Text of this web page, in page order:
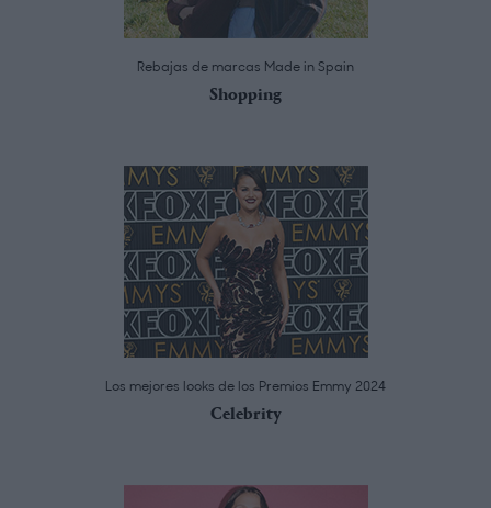
Rebajas de marcas Made in Spain
Shopping
Los mejores looks de los Premios Emmy 2024
Celebrity